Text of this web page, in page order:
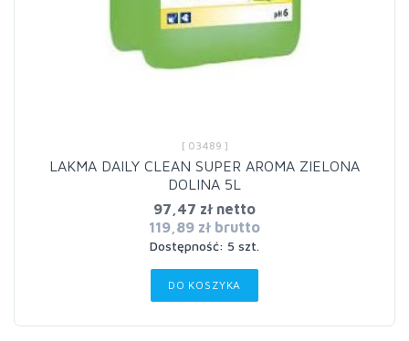
[ 03489 ]
LAKMA DAILY CLEAN SUPER AROMA ZIELONA
DOLINA 5L
97,47 zł netto
119,89 zł brutto
Dostępność: 5 szt.
DO KOSZYKA